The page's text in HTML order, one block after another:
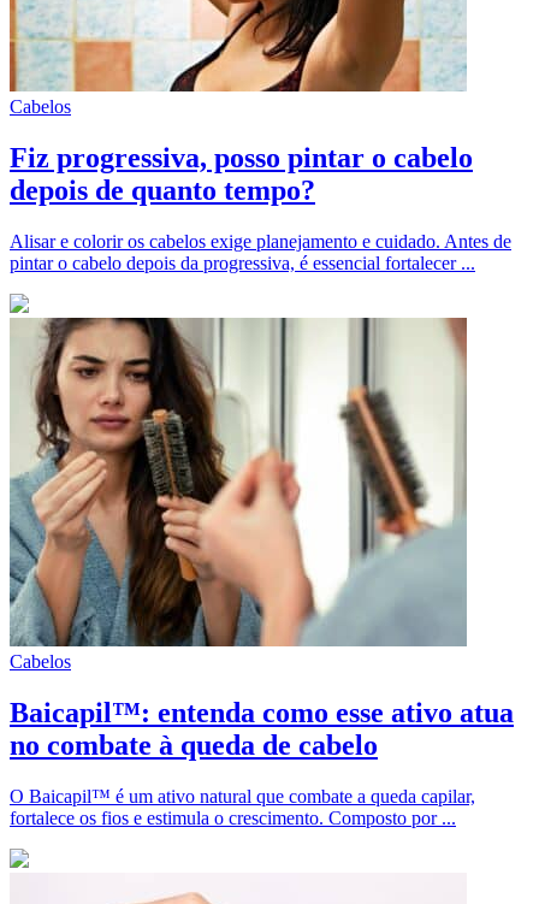
Cabelos
Fiz progressiva, posso pintar o cabelo
depois de quanto tempo?
Alisar e colorir os cabelos exige planejamento e cuidado. Antes de
pintar o cabelo depois da progressiva, é essencial fortalecer ...
Cabelos
Baicapil™: entenda como esse ativo atua
no combate à queda de cabelo
O Baicapil™ é um ativo natural que combate a queda capilar,
fortalece os fios e estimula o crescimento. Composto por ...